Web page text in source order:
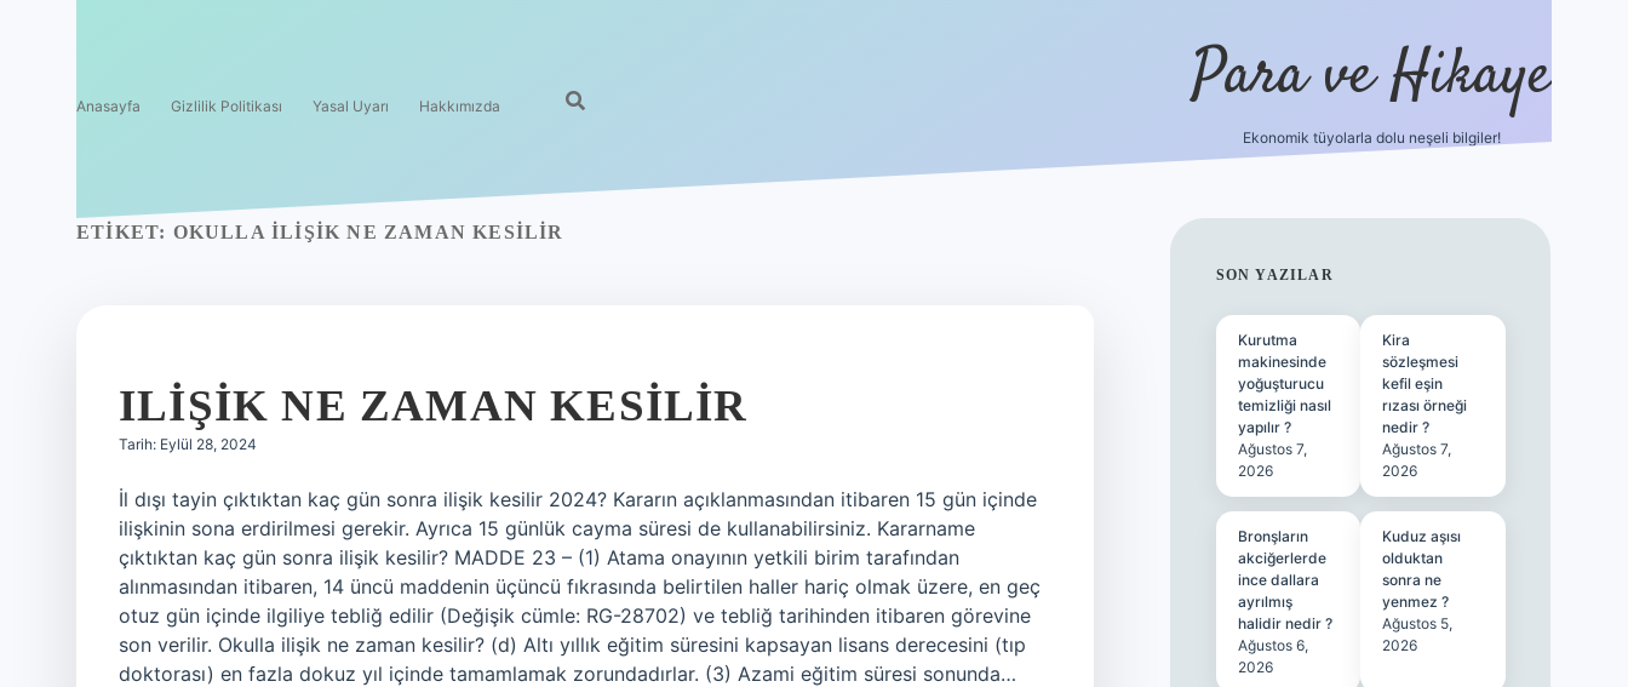
Anasayfa Gizlilik Politikası Yasal Uyarı Hakkımızda Para ve Hikaye
Ekonomik tüyolarla dolu neşeli bilgiler!
ETIKET: OKULLA ILIŞIK NE ZAMAN KESILIR
ILIŞIK NE ZAMAN KESILIR
Tarih: Eylül 28, 2024
İl dışı tayin çıktıktan kaç gün sonra ilişik kesilir 2024? Kararın açıklanmasından itibaren 15 gün içinde
ilişkinin sona erdirilmesi gerekir. Ayrıca 15 günlük cayma süresi de kullanabilirsiniz. Kararname
çıktıktan kaç gün sonra ilişik kesilir? MADDE 23 – (1) Atama onayının yetkili birim tarafından
alınmasından itibaren, 14 üncü maddenin üçüncü fıkrasında belirtilen haller hariç olmak üzere, en geç
otuz gün içinde ilgiliye tebliğ edilir (Değişik cümle: RG-28702) ve tebliğ tarihinden itibaren görevine
son verilir. Okulla ilişik ne zaman kesilir? (d) Altı yıllık eğitim süresini kapsayan lisans derecesini (tıp
doktorası) en fazla dokuz yıl içinde tamamlamak zorundadırlar. (3) Azami eğitim süresi sonunda…
SIDEBAR
SON YAZILAR
Kurutma
makinesinde
yoğuşturucu
temizliği nasıl
yapılır ?
Ağustos 7,
2026
Kira
sözleşmesi
kefil eşin
rızası örneği
nedir ?
Ağustos 7,
2026
Bronşların
akciğerlerde
ince dallara
ayrılmış
halidir nedir ?
Ağustos 6,
2026
Kuduz aşısı
olduktan
sonra ne
yenmez ?
Ağustos 5,
2026
hiltonbet